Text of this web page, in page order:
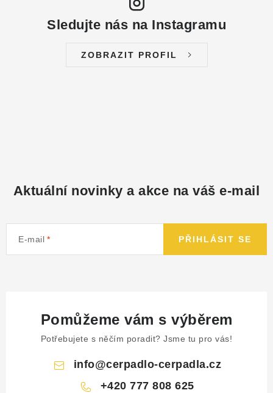
Sledujte nás na Instagramu
ZOBRAZIT PROFIL
Aktuální novinky a akce na váš e-mail
E-mail PŘIHLÁSIT SE
Pomůžeme vám s výběrem
Potřebujete s něčím poradit? Jsme tu pro vás!
info@cerpadlo-cerpadla.cz
+420 777 808 625